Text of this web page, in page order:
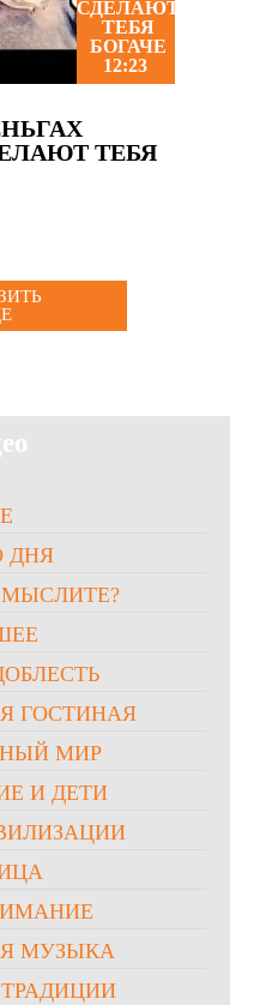
12:23
ТЕБЯ
ДНЯ
ГОСТИНАЯ
МИР
И ДЕТИ
МУЗЫКА